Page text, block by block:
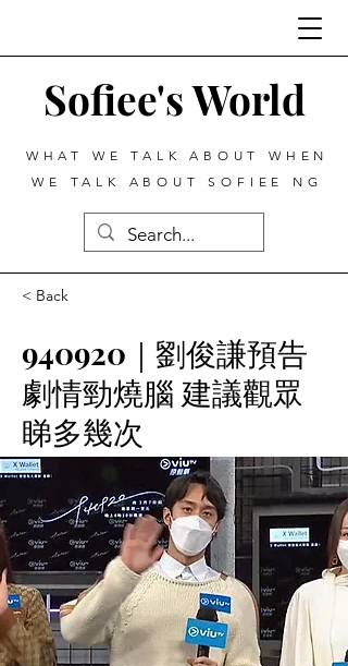
Sofiee's World
WHAT WE TALK ABOUT WHEN
WE TALK ABOUT SOFIEE NG
< Back
940920｜劉俊謙預告
劇情勁燒腦 建議觀眾
睇多幾次